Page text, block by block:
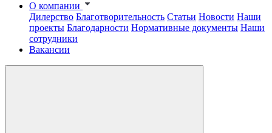
О компании
Дилерство Благотворительность Статьи Новости Наши
проекты Благодарности Нормативные документы Наши
сотрудники
Вакансии